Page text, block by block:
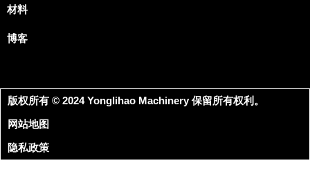
材料
博客
版权所有 © 2024 Yonglihao Machinery 保留所有权利。
网站地图
隐私政策